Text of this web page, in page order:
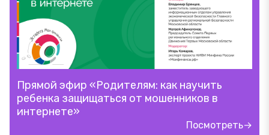
Прямой эфир «Родителям: как научить
ребенка защищаться от мошенников в
интернете»
Посмотреть→